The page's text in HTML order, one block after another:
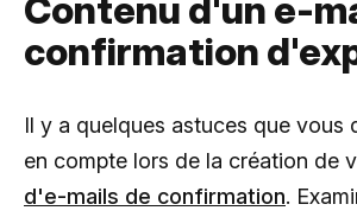
Contenu d'un e-
confirmation
Il y a quelques astuces que vous
en compte lors de la création de
d'e-mails de confirmation.